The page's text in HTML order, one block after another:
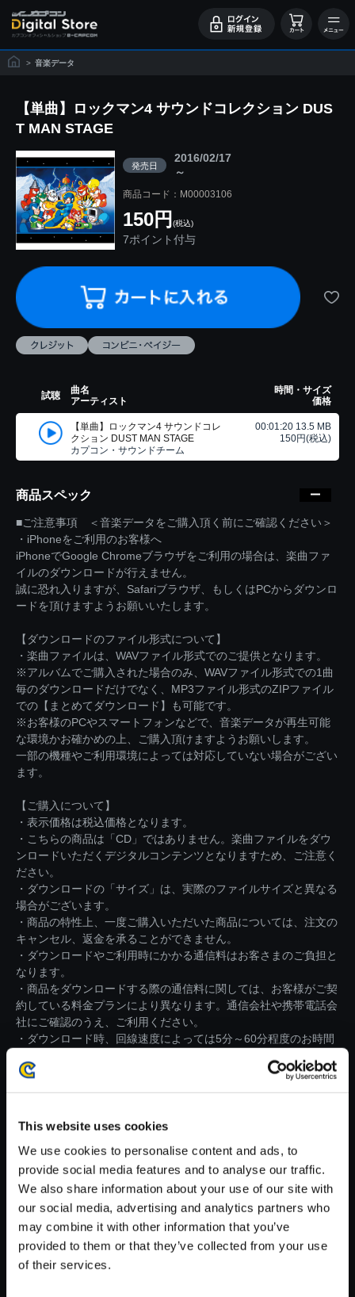
This website uses cookies
We use cookies to personalise content and ads, to
provide social media features and to analyse our traffic.
We also share information about your use of our site with
our social media, advertising and analytics partners who
may combine it with other information that you’ve
provided to them or that they’ve collected from your use
of their services.
> 音楽データ
【単曲】ロックマン4 サウンドコレクション DUS
T MAN STAGE
発売日
2016/02/17
～
商品コード：M00003106
150円 (税込)
7ポイント付与
試聴
曲名
アーティスト
時間・サイズ
価格
【単曲】ロックマン4 サウンドコレ
クション DUST MAN STAGE
カプコン・サウンドチーム
00:01:20 13.5 MB
150円(税込)
商品スペック
■ご注意事項 ＜音楽データをご購入頂く前にご確認ください＞
・iPhoneをご利用のお客様へ
iPhoneでGoogle Chromeブラウザをご利用の場合は、楽曲ファ
イルのダウンロードが行えません。
誠に恐れ入りますが、Safariブラウザ、もしくはPCからダウンロ
ードを頂けますようお願いいたします。
【ダウンロードのファイル形式について】
・楽曲ファイルは、WAVファイル形式でのご提供となります。
※アルバムでご購入された場合のみ、WAVファイル形式での1曲
毎のダウンロードだけでなく、MP3ファイル形式のZIPファイル
での【まとめてダウンロード】も可能です。
※お客様のPCやスマートフォンなどで、音楽データが再生可能
な環境かお確かめの上、ご購入頂けますようお願いします。
一部の機種やご利用環境によっては対応していない場合がござい
ます。
【ご購入について】
・表示価格は税込価格となります。
・こちらの商品は「CD」ではありません。楽曲ファイルをダウ
ンロードいただくデジタルコンテンツとなりますため、ご注意く
ださい。
・ダウンロードの「サイズ」は、実際のファイルサイズと異なる
場合がございます。
・商品の特性上、一度ご購入いただいた商品については、注文の
キャンセル、返金を承ることができません。
・ダウンロードやご利用時にかかる通信料はお客さまのご負担と
なります。
・商品をダウンロードする際の通信料に関しては、お客様がご契
約している料金プランにより異なります。通信会社や携帯電話会
社にご確認のうえ、ご利用ください。
・ダウンロード時、回線速度によっては5分～60分程度のお時間
※ご購入いただいたファイルのダウンロードの際には、通信環境
【単曲】ロックマン4 サウンド
コレクション DUST MAN STA
GE